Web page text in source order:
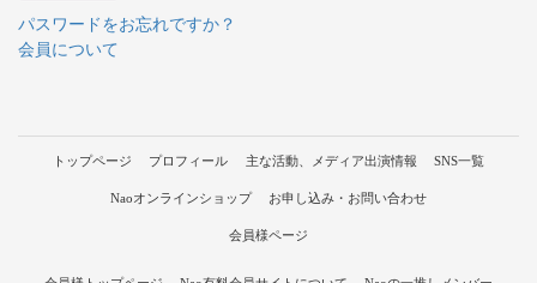
パスワードをお忘れですか？
会員について
トップページ プロフィール 主な活動、メディア出演情報 SNS一覧
Naoオンラインショップ お申し込み・お問い合わせ
会員様ページ